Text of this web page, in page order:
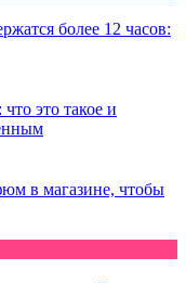
более 12 часов:
это такое и
в магазине, чтобы